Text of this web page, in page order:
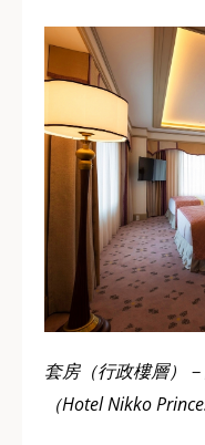
套房（行政樓層）
（Hotel Nikko